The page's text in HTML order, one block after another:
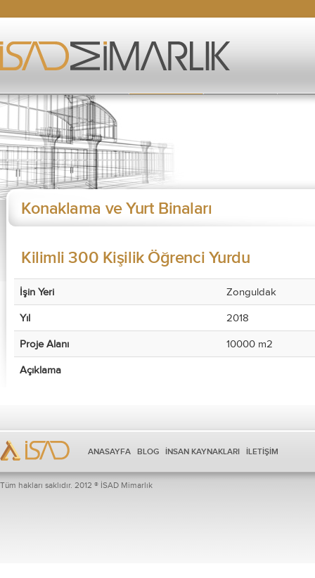
Konaklama ve Yurt Binaları
Kilimli 300 Kişilik Öğrenci Yurdu
İşin Yeri Zonguldak
Yıl 2018
Proje Alanı 10000 m2
Açıklama
ANASAYFA BLOG İNSAN KAYNAKLARI İLETİŞİM
Tüm hakları saklıdır. 2012 ® İSAD Mimarlık